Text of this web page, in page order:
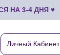
НА 3-4 ДНЯ ♥
Личный Кабинет